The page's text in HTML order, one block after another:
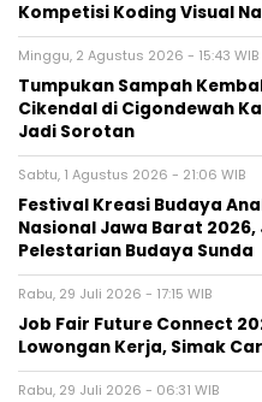
Kompetisi Koding Visual
Minggu, 2 Agustus 2026 - 15:43 WIB
Tumpukan Sampah
Cikendal di Cigondewah
Jadi Sorotan
Sabtu, 1 Agustus 2026 - 21:06 WIB
Festival Kreasi Budaya
Nasional Jawa Barat 2026,
Pelestarian Budaya Sunda
Rabu, 29 Juli 2026 - 17:15 WIB
Job Fair Future Connect
Lowongan Kerja, Simak
Rabu, 29 Juli 2026 - 06:31 WIB